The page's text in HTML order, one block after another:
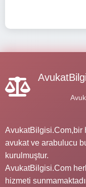
AvukatBilgisi.Com,bir
avukat ve arabulucu
kurulmuştur.
AvukatBilgisi.Com
hizmeti